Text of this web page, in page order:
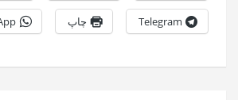
Telegram چاپ